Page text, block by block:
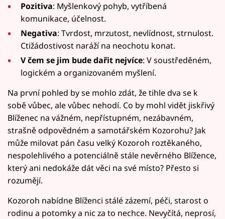
Pozitiva: Myšlenkový pohyb, vytříbená
komunikace, účelnost.
Negativa: Tvrdost, mrzutost, nevlídnost, strnulost.
Ctižádostivost naráží na neochotu konat.
V čem se jim bude dařit nejvíce: V soustředěném,
logickém a organizovaném myšlení.
Na první pohled by se mohlo zdát, že tihle dva se k
sobě vůbec, ale vůbec nehodí. Co by mohl vidět jiskřivý
Blíženec na vážném, nepřístupném, nezábavném,
strašně odpovědném a samotářském Kozorohu? Jak
může milovat pán času velký Kozoroh roztěkaného,
nespolehlivého a potenciálně stále nevěrného Blížence,
který ani nedokáže dát věci na své místo? Přesto si
rozumějí.
Kozoroh nabídne Blíženci stálé zázemí, péči, starost o
rodinu a potomky a nic za to nechce. Nevyčítá, neprosí,